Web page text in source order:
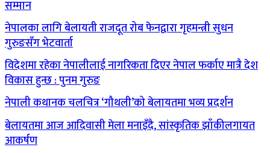
सम्मान
नेपालका लागि बेलायती राजदूत रोब फेनद्वारा गृहमन्त्री सुधन
गुरुङसँग भेटवार्ता
विदेशमा रहेका नेपालीलाई नागरिकता दिएर नेपाल फर्काए मात्रै देश
विकास हुन्छ : पुनम गुरुङ
नेपाली कथानक चलचित्र ‘गौथली’को बेलायतमा भव्य प्रदर्शन
बेलायतमा आज आदिवासी मेला मनाइँदै, सांस्कृतिक झाँकीलगायत
आकर्षण